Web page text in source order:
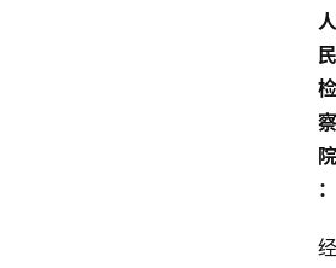
人
民
检
察
院
：
经